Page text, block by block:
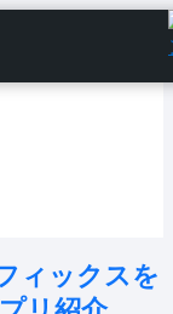
ィックスを